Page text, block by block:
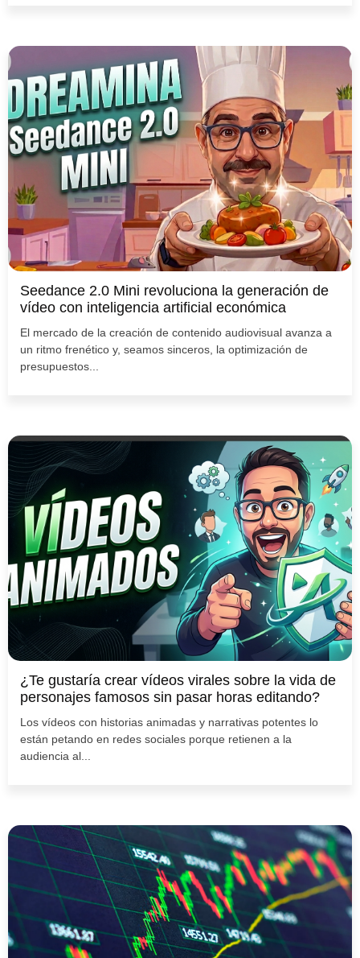
Seedance 2.0 Mini revoluciona la generación de
vídeo con inteligencia artificial económica
El mercado de la creación de contenido audiovisual avanza a
un ritmo frenético y, seamos sinceros, la optimización de
presupuestos...
¿Te gustaría crear vídeos virales sobre la vida de
personajes famosos sin pasar horas editando?
Los vídeos con historias animadas y narrativas potentes lo
están petando en redes sociales porque retienen a la
audiencia al...